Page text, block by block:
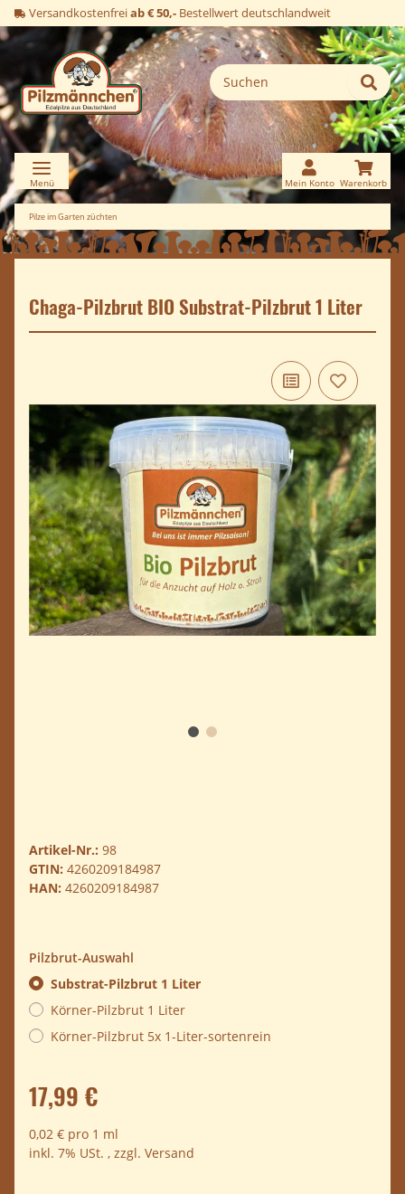
Versandkostenfreiab € 50,- Bestellwert deutschlandweit
Pilze im Garten züchten
Chaga-Pilzbrut BIO Substrat-Pilzbrut 1 Liter
Artikel-Nr.: 98
GTIN: 4260209184987
HAN: 4260209184987
Pilzbrut-Auswahl
Substrat-Pilzbrut 1 Liter
Körner-Pilzbrut 1 Liter
Körner-Pilzbrut 5x 1-Liter-sortenrein
17,99 €
0,02 € pro 1 ml
inkl. 7% USt. , zzgl. Versand